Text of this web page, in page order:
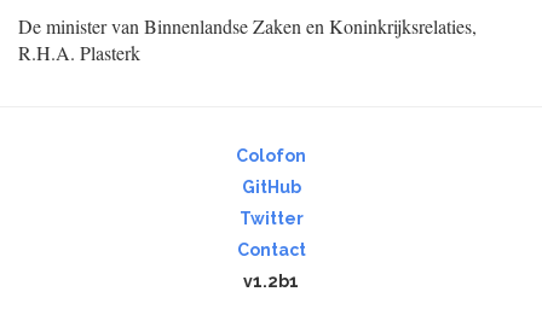
De minister van Binnenlandse Zaken en Koninkrijksrelaties,
R.H.A. Plasterk
Colofon
GitHub
Twitter
Contact
v1.2b1